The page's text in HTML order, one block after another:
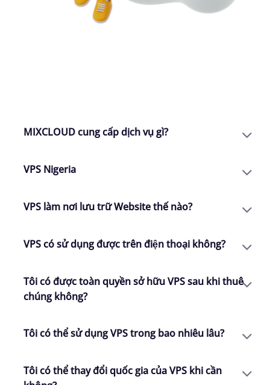
MIXCLOUD cung cấp dịch vụ gì?
VPS Nigeria
VPS làm nơi lưu trữ Website thế nào?
VPS có sử dụng được trên điện thoại không?
Tôi có được toàn quyền sở hữu VPS sau khi thuê
chúng không?
Tôi có thể sử dụng VPS trong bao nhiêu lâu?
Tôi có thể thay đổi quốc gia của VPS khi cần